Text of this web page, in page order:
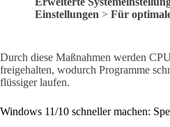
Einstellungen > Für
Durch diese Maßnahmen werden
freigehalten, wodurch Programme
flüssiger laufen.
Windows 11/10 schneller machen: